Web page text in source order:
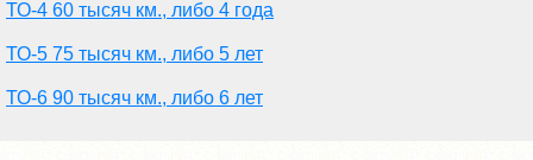
ТО-4 60 тысяч км., либо 4 года
ТО-5 75 тысяч км., либо 5 лет
ТО-6 90 тысяч км., либо 6 лет